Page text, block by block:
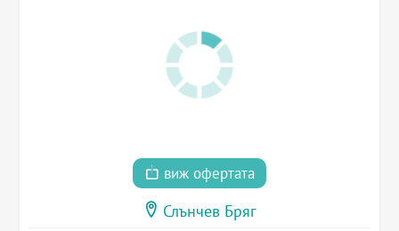
виж офертата
Слънчев Бряг